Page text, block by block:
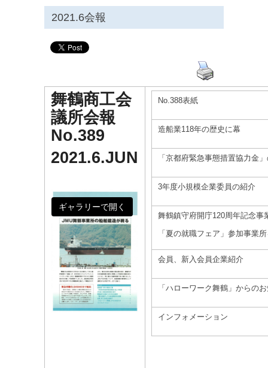
2021.6会報
舞鶴商工会
議所会報
No.389
2021.6.JUN
ギャラリーで開く
No.388表紙
造船業118年の歴史に幕
「京都府緊急事態措置協力金
3年度小規模企業委員の紹介
舞鶴鎮守府開庁120周年記念事
「夏の就職フェア」参加事業
会員、新入会員企業紹介
「ハローワーク舞鶴」からの
インフォメーション